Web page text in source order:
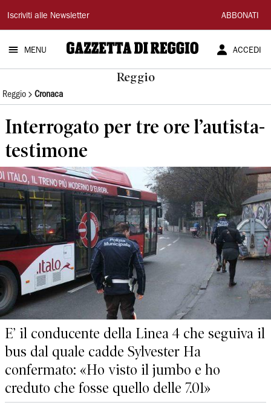
Gazzetta
di
Reggio
Iscriviti alle Newsletter ABBONATI
MENU ACCEDI
Reggio
Reggio Cronaca
Interrogato per tre ore l’autista-
testimone
E’ il conducente della Linea 4 che seguiva il
bus dal quale cadde Sylvester Ha
confermato: «Ho visto il jumbo e ho
creduto che fosse quello delle 7.01»